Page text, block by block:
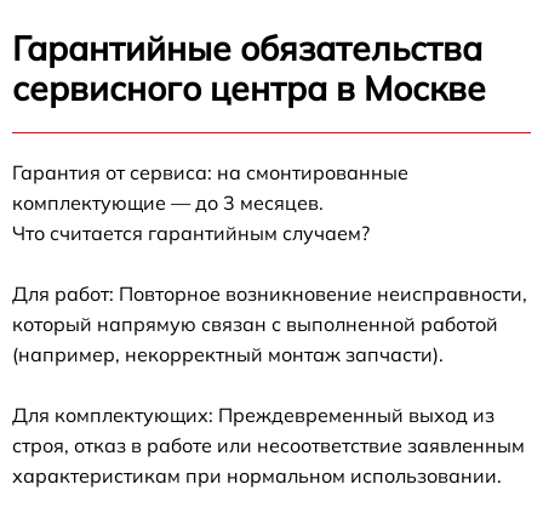
Гарантийные обязательства
сервисного центра в Москве
Гарантия от сервиса: на смонтированные
комплектующие — до 3 месяцев.
Что считается гарантийным случаем?
Для работ: Повторное возникновение неисправности,
который напрямую связан с выполненной работой
(например, некорректный монтаж запчасти).
Для комплектующих: Преждевременный выход из
строя, отказ в работе или несоответствие заявленным
характеристикам при нормальном использовании.